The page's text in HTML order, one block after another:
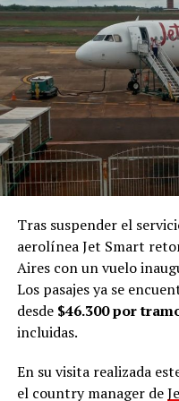
reconoce al pueblo
guaraní”.
“Exijo respeto y
pueblo para que
desalojada,porque en
presente y en el futuro,
defender nuestro
Queremos que el
respeto por nuestro
Puente
Seguidamente,refirió al
comunidad mbya Puente
Senay que -a 48 horas
Tras suspender el
aerolínea Jet Smart
Aires con un vuelo
Los pasajes ya se
desde $46.300 por
incluidas.
En su visita realizada
el country manager de